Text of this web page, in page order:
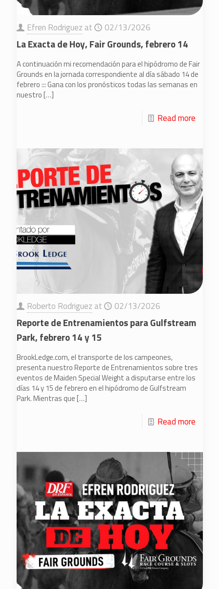
Efren Rodriguez at 02/13/2026
La Exacta de Hoy, Fair Grounds, febrero 14
A continuación mi recomendación para el hipódromo de Fair
Grounds en la jornada correspondiente al día sábado 14 de
febrero ::: Gana con los pronósticos todas las semanas en
nuestro[…]
Read more
Roberto Rodriguez at 02/13/2026
Reporte de Entrenamientos para Gulfstream
Park, febrero 14 y 15
BrookLedge.com, el transporte de los campeones,
presenta nuestro Reporte de Entrenamientos sobre tres
eventos de Maiden Special Weight a disputarse entre los
días 14 y 15 de febrero en el hipódromo de Gulfstream
Park. Mientras que[…]
Read more